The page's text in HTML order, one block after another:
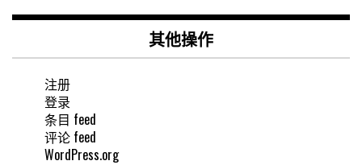
其他操作
注册
登录
条目 feed
评论 feed
WordPress.org